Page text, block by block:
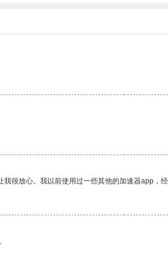
很放心。我以前使用过一些其他的加速器app，